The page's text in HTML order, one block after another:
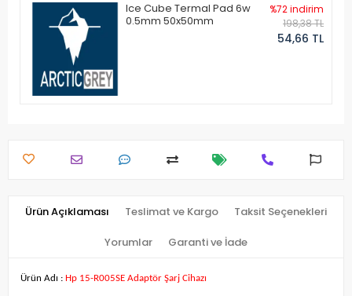
Ice Cube Termal Pad 6w
0.5mm 50x50mm
%72 indirim
198,38 TL
54,66 TL
Ürün Açıklaması Teslimat ve Kargo Taksit Seçenekleri
Yorumlar Garanti ve İade
Ürün Adı : Hp 15-R005SE Adaptör Şarj Cihazı